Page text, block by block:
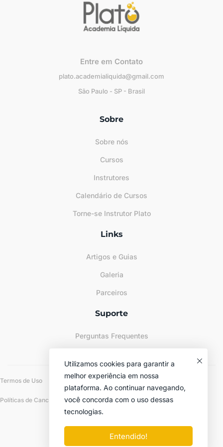
Entre em Contato
plato.academialiquida@gmail.com
São Paulo - SP - Brasil
Sobre
Sobre nós
Cursos
Instrutores
Calendário de Cursos
Torne-se Instrutor Plato
Links
Artigos e Guias
Galeria
Parceiros
Suporte
Perguntas Frequentes
Termos de Uso Políticas de Privacidade
Políticas de Cancelamento e Reembolso
© 2024-2026 Plato Academia Líquida
Todos os Direitos Reservados.
Utilizamos cookies para garantir a
melhor experiência em nossa
plataforma. Ao continuar navegando,
você concorda com o uso dessas
tecnologias.
Entendido!